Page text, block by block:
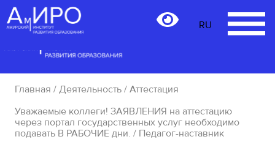
RU
Главная /Деятельность /Аттестация
Уважаемые коллеги! ЗАЯВЛЕНИЯ на аттестацию
через портал государственных услуг необходимо
подавать В РАБОЧИЕ дни. / Педагог-наставник